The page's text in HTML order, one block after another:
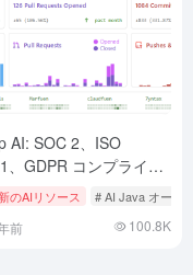
ロジェクト # AIデジタルマン
AI: SOC 2、ISO
、GDPR コンプライア
自動化するオープンソ
ラットフォーム
のAIリソース # AI Java オープ
前 100.8K